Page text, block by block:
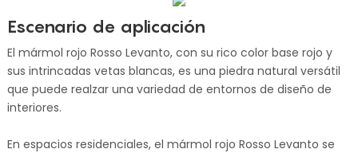
Escenario de aplicación
El mármol rojo Rosso Levanto, con su rico color base rojo y
sus intrincadas vetas blancas, es una piedra natural versátil
que puede realzar una variedad de entornos de diseño de
interiores.
En espacios residenciales, el mármol rojo Rosso Levanto se